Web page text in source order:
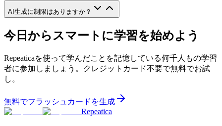
AI生成に制限はありますか？
今日からスマートに学習を始めよう
Repeaticaを使って学んだことを記憶している何千人もの学習
者に参加しましょう。クレジットカード不要で無料でお試
し。
無料でフラッシュカードを生成
Repeatica